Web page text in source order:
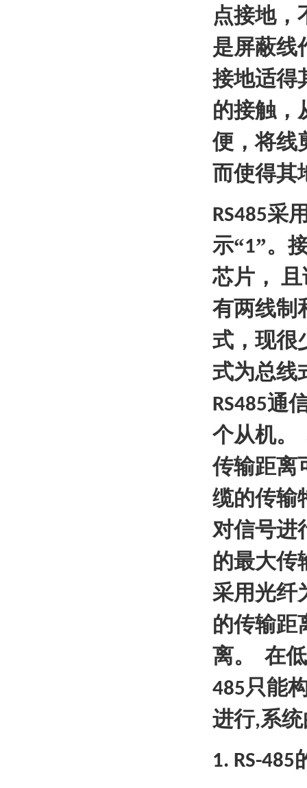
点接地，
是屏蔽线
接地适得
的接触，
便，将线
而使得其
RS485采
示“1”。
芯片， 且
有两线制
式，现很
式为总线
RS485通
个从机。
传输距离
缆的传输
对信号进
的最大传
采用光纤
的传输距
离。
在
485只能
进行,系
1. RS-485